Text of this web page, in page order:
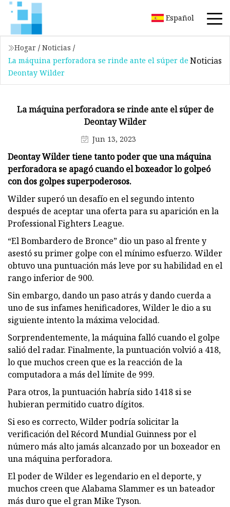
Español
Hogar / Noticias /
La máquina perforadora se rinde ante el súper de
Deontay Wilder
Noticias
La máquina perforadora se rinde ante el súper de
Deontay Wilder
Jun 13, 2023
Deontay Wilder tiene tanto poder que una máquina
perforadora se apagó cuando el boxeador lo golpeó
con dos golpes superpoderosos.
Wilder superó un desafío en el segundo intento
después de aceptar una oferta para su aparición en la
Professional Fighters League.
“El Bombardero de Bronce” dio un paso al frente y
asestó su primer golpe con el mínimo esfuerzo. Wilder
obtuvo una puntuación más leve por su habilidad en el
rango inferior de 900.
Sin embargo, dando un paso atrás y dando cuerda a
uno de sus infames henificadores, Wilder le dio a su
siguiente intento la máxima velocidad.
Sorprendentemente, la máquina falló cuando el golpe
salió del radar. Finalmente, la puntuación volvió a 418,
lo que muchos creen que es la reacción de la
computadora a más del límite de 999.
Para otros, la puntuación habría sido 1418 si se
hubieran permitido cuatro dígitos.
Si eso es correcto, Wilder podría solicitar la
verificación del Récord Mundial Guinness por el
número más alto jamás alcanzado por un boxeador en
una máquina perforadora.
El poder de Wilder es legendario en el deporte, y
muchos creen que Alabama Slammer es un bateador
más duro que el gran Mike Tyson.